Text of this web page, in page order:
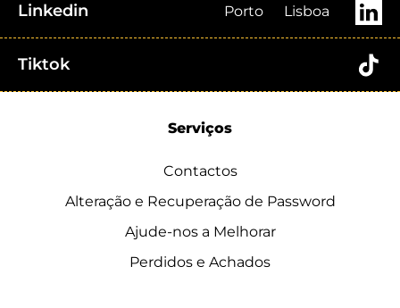
Linkedin Porto Lisboa
Tiktok
Serviços
Contactos
Alteração e Recuperação de Password
Ajude-nos a Melhorar
Perdidos e Achados